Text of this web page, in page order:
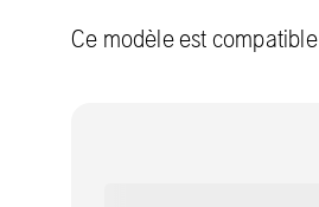
Ce modèle est